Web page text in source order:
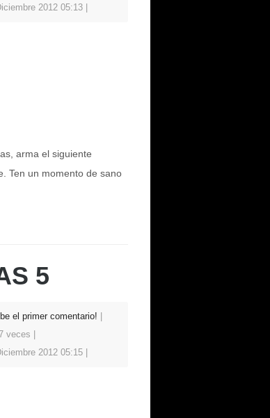
2012 05:13
arma el siguiente
Ten un momento de sano
5
el primer comentario!
veces
2012 05:15